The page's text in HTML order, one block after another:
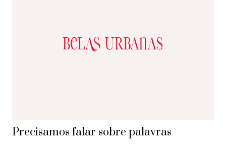
Precisamos falar sobre palavras